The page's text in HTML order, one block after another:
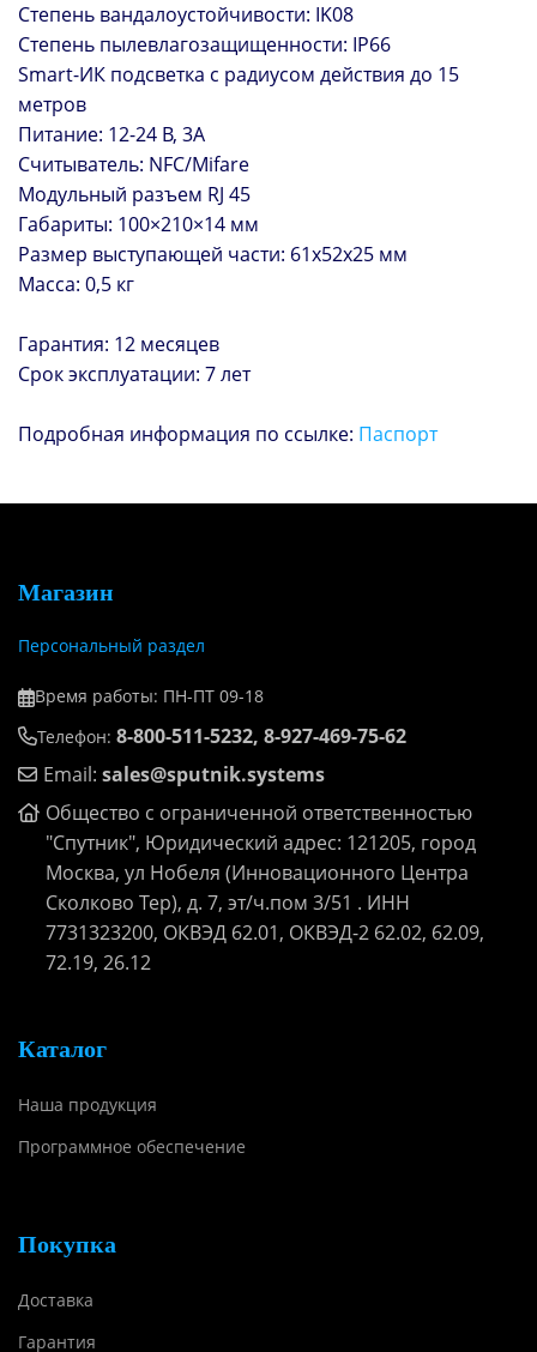
Степень вандалоустойчивости: IK08
Степень пылевлагозащищенности: IP66
Smart-ИК подсветка с радиусом действия до 15
метров
Питание: 12-24 В, 3А
Считыватель: NFC/Mifare
Модульный разъем RJ 45
Габариты: 100×210×14 мм
Размер выступающей части: 61х52х25 мм
Масса: 0,5 кг
Гарантия: 12 месяцев
Срок эксплуатации: 7 лет
Подробная информация по ссылке: Паспорт
Магазин
Персональный раздел
Время работы: ПН-ПТ 09-18
Телефон: 8-800-511-5232, 8-927-469-75-62
Email: sales@sputnik.systems
Общество с ограниченной ответственностью
"Спутник", Юридический адрес: 121205, город
Москва, ул Нобеля (Инновационного Центра
Сколково Тер), д. 7, эт/ч.пом 3/51 . ИНН
7731323200, ОКВЭД 62.01, ОКВЭД-2 62.02, 62.09,
72.19, 26.12
Каталог
Наша продукция
Программное обеспечение
Покупка
Доставка
Гарантия